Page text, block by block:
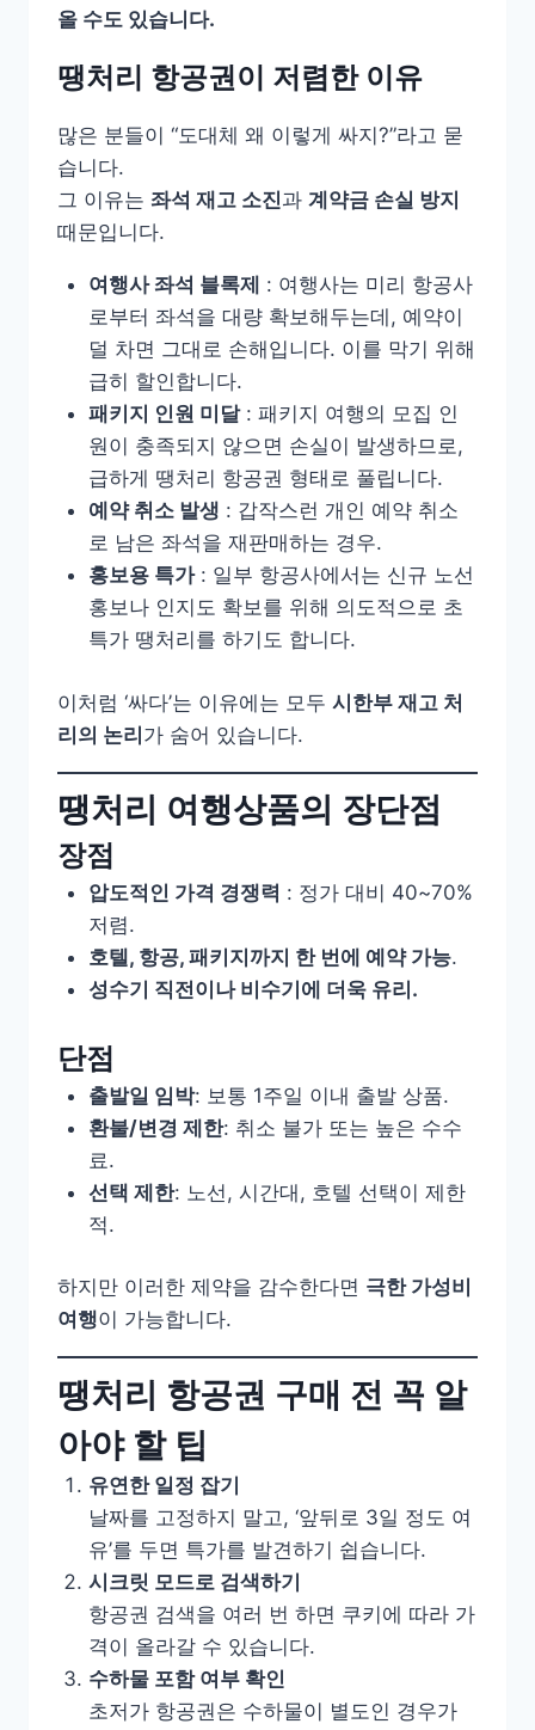
올 수도 있습니다.
땡처리 항공권이 저렴한 이유
많은 분들이 “도대체 왜 이렇게 싸지?”라고 묻
습니다.
그 이유는 좌석 재고 소진과 계약금 손실 방지
때문입니다.
여행사 좌석 블록제 : 여행사는 미리 항공사
로부터 좌석을 대량 확보해두는데, 예약이
덜 차면 그대로 손해입니다. 이를 막기 위해
급히 할인합니다.
패키지 인원 미달: 패키지 여행의 모집 인
원이 충족되지 않으면 손실이 발생하므로,
급하게 땡처리 항공권 형태로 풀립니다.
예약 취소 발생 : 갑작스런 개인 예약 취소
로 남은 좌석을 재판매하는 경우.
홍보용 특가: 일부 항공사에서는 신규 노선
홍보나 인지도 확보를 위해 의도적으로 초
특가 땡처리를 하기도 합니다.
이처럼 ‘싸다’는 이유에는 모두 시한부 재고 처
리의 논리가 숨어 있습니다.
땡처리 여행상품의 장단점
장점
압도적인 가격 경쟁력 : 정가 대비 40~70%
저렴.
호텔, 항공, 패키지까지 한 번에 예약 가능.
성수기 직전이나 비수기에 더욱 유리.
단점
출발일 임박: 보통 1주일 이내 출발 상품.
환불/변경 제한: 취소 불가 또는 높은 수수
료.
선택 제한: 노선, 시간대, 호텔 선택이 제한
적.
하지만 이러한 제약을 감수한다면 극한 가성비
여행이 가능합니다.
땡처리 항공권 구매 전 꼭 알
아야 할 팁
유연한 일정 잡기
날짜를 고정하지 말고, ‘앞뒤로 3일 정도 여
유’를 두면 특가를 발견하기 쉽습니다.
시크릿 모드로 검색하기
항공권 검색을 여러 번 하면 쿠키에 따라 가
격이 올라갈 수 있습니다.
수하물 포함 여부 확인
초저가 항공권은 수하물이 별도인 경우가